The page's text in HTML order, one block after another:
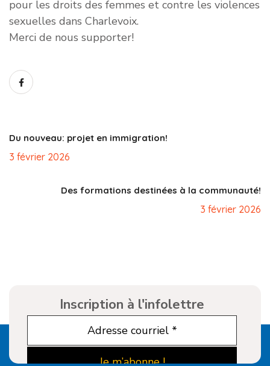
pour les droits des femmes et contre les violences
sexuelles dans Charlevoix.
Merci de nous supporter!
Du nouveau: projet en immigration!
3 février 2026
Des formations destinées à la communauté!
3 février 2026
Inscription à l'infolettre